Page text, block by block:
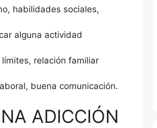
habilidades sociales,
alguna actividad
relación familiar
buena comunicación.
ADICCIÓN